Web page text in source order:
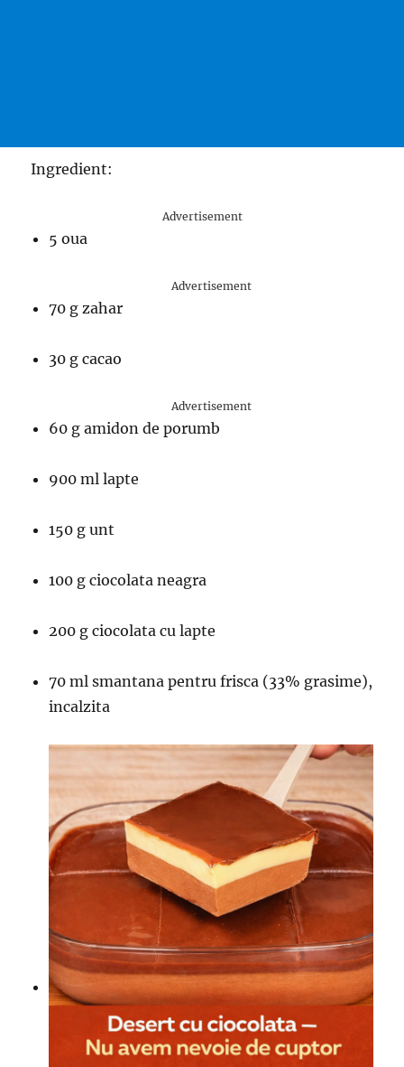
Ingredient:
Advertisement
5 oua
Advertisement
70 g zahar
30 g cacao
Advertisement
60 g amidon de porumb
900 ml lapte
150 g unt
100 g ciocolata neagra
200 g ciocolata cu lapte
70 ml smantana pentru frisca (33% grasime),
incalzita